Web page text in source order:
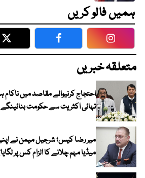
ہمیں فالو کریں
Twitter Facebook
متعلقہ خبریں
احتجاج کرنیوالے مقاصد میں ناکام
تہائی اکثریت سے حکومت بنائینگے ،
میر رضا کیس؛ شرجیل میمن نے
میڈیا مہم چلانے کا الزام کس پر